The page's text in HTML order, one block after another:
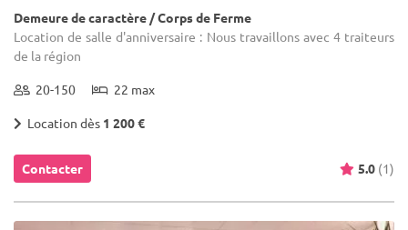
Demeure de caractère / Corps de Ferme
Location de salle d'anniversaire : Nous travaillons avec 4 traiteurs
de la région
20-150 22 max
Location dès 1 200 €
Contacter 5.0 (1)